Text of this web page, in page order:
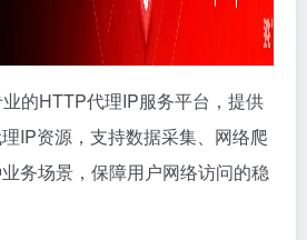
的HTTP代理IP服务平台，提供
IP资源，支持数据采集、网络爬
务场景，保障用户网络访问的稳